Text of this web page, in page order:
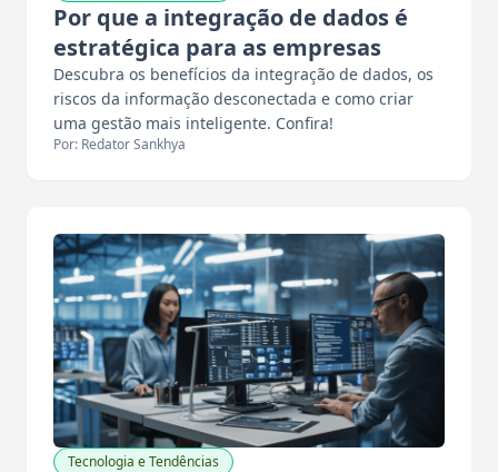
Por que a integração de dados é
estratégica para as empresas
Descubra os benefícios da integração de dados, os
riscos da informação desconectada e como criar
uma gestão mais inteligente. Confira!
Por: Redator Sankhya
Tecnologia e Tendências